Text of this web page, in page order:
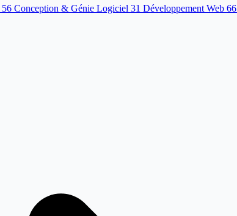
56 Conception & Génie Logiciel 31 Développement Web 66